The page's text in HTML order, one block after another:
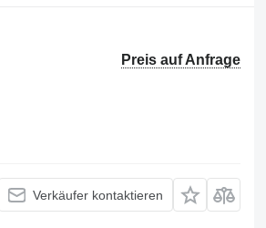
Preis auf Anfrage
Verkäufer kontaktieren